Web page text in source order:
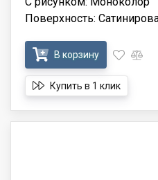
Поверхность:
В корзину
Купить в 1 клик